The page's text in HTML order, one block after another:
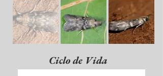
Ciclo de Vida